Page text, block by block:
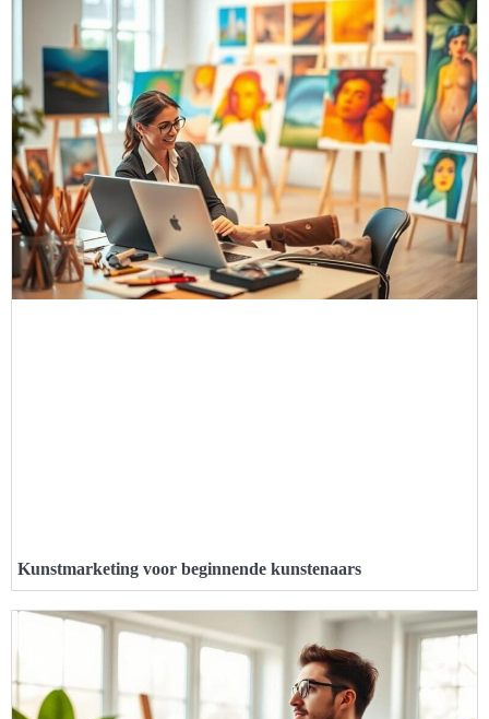
Kunstmarketing voor beginnende kunstenaars